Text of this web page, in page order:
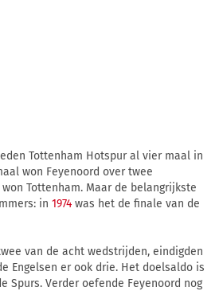
Tottenham Hotspur al vier maal in
won Feyenoord over twee
Tottenham. Maar de belangrijkste
in 1974 was het de finale van de
van de acht wedstrijden, eindigden
Engelsen er ook drie. Het doelsaldo is
Spurs. Verder oefende Feyenoord nog